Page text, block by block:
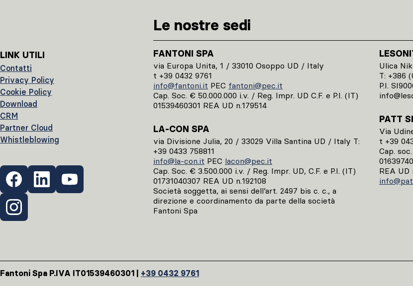
LINK UTILI
Contatti
Privacy Policy
Cookie Policy
Download
CRM
Partner Cloud
Whistleblowing
Le nostre sedi
FANTONI SPA
via Europa Unita, 1 / 33010 Osoppo UD / Italy
t +39 0432 9761
info@fantoni.it PEC fantoni@pec.it
Cap. Soc. € 50.000.000 i.v. / Reg. Impr. UD C.F. e P.I. (IT)
01539460301 REA UD n.179514
LA-CON SPA
via Divisione Julia, 20 / 33029 Villa Santina UD / Italy T:
+39 0433 758811
info@la-con.it PEC lacon@pec.it
Cap. Soc. € 3.500.000 i.v. / Reg. Impr. UD, C.F. e P.I. (IT)
01731040307 REA UD n.192108
Società soggetta, ai sensi dell’art. 2497 bis c. c., a
direzione e coordinamento da parte della società
Fantoni Spa
Ulica
T: +386
P.I.
PATT
Via
t +39
Cap.
REA UD
Fantoni Spa P.IVA IT01539460301 | +39 0432 9761